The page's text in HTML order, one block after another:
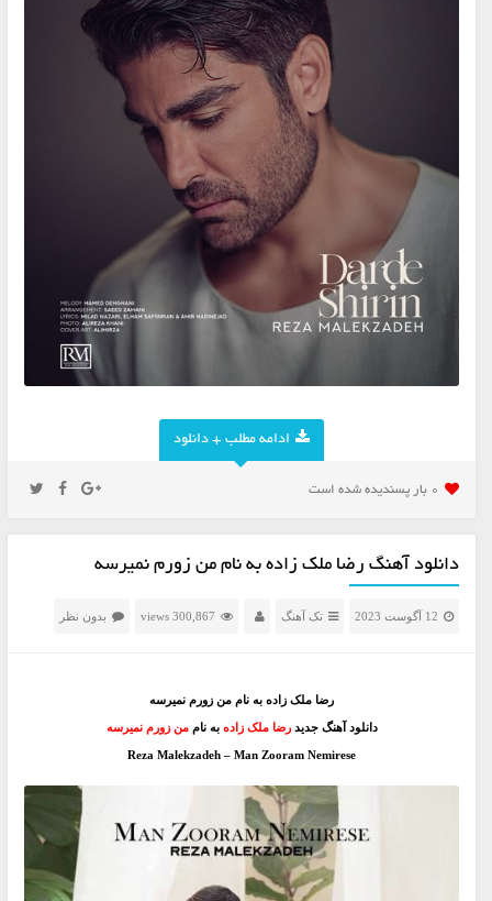
ادامه مطلب + دانلود
0 بار پسنديده شده است
دانلود آهنگ رضا ملک زاده به نام من زورم نمیرسه
12 آگوست 2023 تک آهنگ 300,867 views بدون نظر
رضا ملک زاده به نام من زورم نمیرسه
دانلود آهنگ جدید رضا ملک زاده به ناممن زورم نمیرسه
Reza Malekzadeh – Man Zooram Nemirese